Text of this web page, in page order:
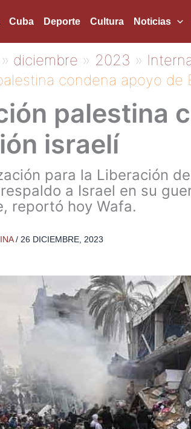
Cuba Deporte Cultura Noticias
diciembre 2023
condena apoyo de
palestina
israelí
para la Liberación
a Israel en su
reportó hoy Wafa.
/ 26 DICIEMBRE, 2023